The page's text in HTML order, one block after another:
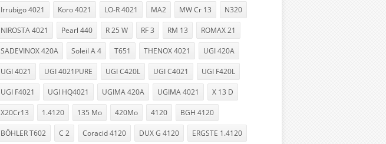
Irrubigo 4021 Koro 4021 LO-R 4021 MA2 MW Cr 13 N320
NIROSTA 4021 Pearl 440 R 25 W RF 3 RM 13 ROMAX 21
SADEVINOX 420A Soleil A 4 T651 THENOX 4021 UGI 420A
UGI 4021 UGI 4021PURE UGI C420L UGI C4021 UGI F420L
UGI F4021 UGI HQ4021 UGIMA 420A UGIMA 4021 X 13 D
X20Cr13 1.4120 135 Mo 420Mo 4120 BGH 4120
BÖHLER T602 C 2 Coracid 4120 DUX G 4120 ERGSTE 1.4120